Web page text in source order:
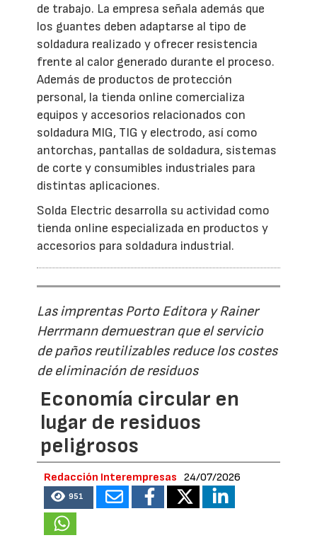
de trabajo. La empresa señala además que
los guantes deben adaptarse al tipo de
soldadura realizado y ofrecer resistencia
frente al calor generado durante el proceso.
Además de productos de protección
personal, la tienda online comercializa
equipos y accesorios relacionados con
soldadura MIG, TIG y electrodo, así como
antorchas, pantallas de soldadura, sistemas
de corte y consumibles industriales para
distintas aplicaciones.
Solda Electric desarrolla su actividad como
tienda online especializada en productos y
accesorios para soldadura industrial.
Las imprentas Porto Editora y Rainer
Herrmann demuestran que el servicio
de paños reutilizables reduce los costes
de eliminación de residuos
Economía circular en
lugar de residuos
peligrosos
Redacción Interempresas 24/07/2026
951